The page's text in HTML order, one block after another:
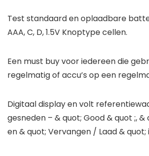
Test standaard en oplaadbare
AAA, C, D, 1.5V Knoptype cellen.
Een must buy voor iedereen die
regelmatig of accu’s op een
Digitaal display en volt
gesneden – & quot; Good & quot ;, &
en & quot; Vervangen / Laad &